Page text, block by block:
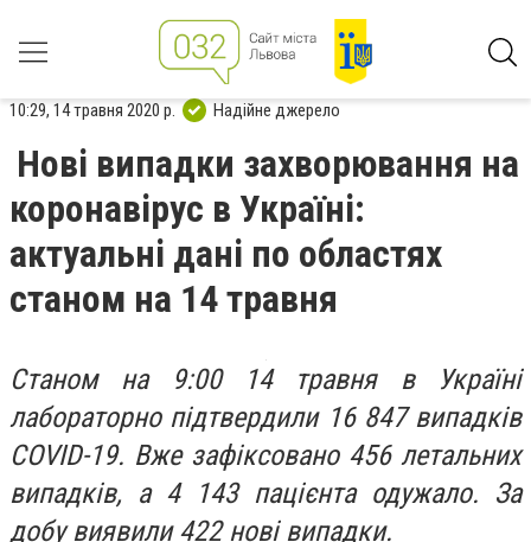
10:29, 14 травня 2020 р. Надійне джерело
Нові випадки захворювання на
коронавірус в Україні:
актуальні дані по областях
станом на 14 травня
Станом на 9:00 14 травня в Україні
лабораторно підтвердили 16 847 випадків
COVID-19. Вже зафіксовано 456 летальних
випадків, а 4 143 пацієнта одужало. За
добу виявили 422 нові випадки.